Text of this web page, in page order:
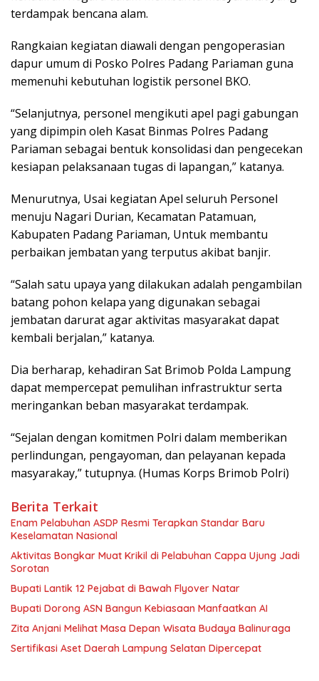
terdampak bencana alam.
Rangkaian kegiatan diawali dengan pengoperasian
dapur umum di Posko Polres Padang Pariaman guna
memenuhi kebutuhan logistik personel BKO.
“Selanjutnya, personel mengikuti apel pagi gabungan
yang dipimpin oleh Kasat Binmas Polres Padang
Pariaman sebagai bentuk konsolidasi dan pengecekan
kesiapan pelaksanaan tugas di lapangan,” katanya.
Menurutnya, Usai kegiatan Apel seluruh Personel
menuju Nagari Durian, Kecamatan Patamuan,
Kabupaten Padang Pariaman, Untuk membantu
perbaikan jembatan yang terputus akibat banjir.
“Salah satu upaya yang dilakukan adalah pengambilan
batang pohon kelapa yang digunakan sebagai
jembatan darurat agar aktivitas masyarakat dapat
kembali berjalan,” katanya.
Dia berharap, kehadiran Sat Brimob Polda Lampung
dapat mempercepat pemulihan infrastruktur serta
meringankan beban masyarakat terdampak.
“Sejalan dengan komitmen Polri dalam memberikan
perlindungan, pengayoman, dan pelayanan kepada
masyarakay,” tutupnya. (Humas Korps Brimob Polri)
Berita Terkait
Enam Pelabuhan ASDP Resmi Terapkan Standar Baru
Keselamatan Nasional
Aktivitas Bongkar Muat Krikil di Pelabuhan Cappa Ujung Jadi
Sorotan
Bupati Lantik 12 Pejabat di Bawah Flyover Natar
Bupati Dorong ASN Bangun Kebiasaan Manfaatkan AI
Zita Anjani Melihat Masa Depan Wisata Budaya Balinuraga
Sertifikasi Aset Daerah Lampung Selatan Dipercepat